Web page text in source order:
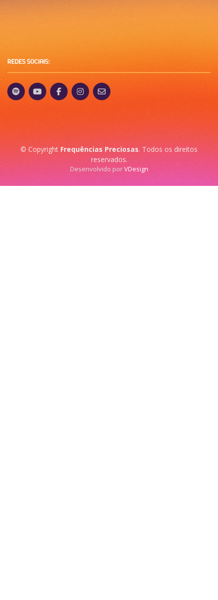
REDES SOCIAIS:
© Copyright Frequências Preciosas. Todos os direitos
reservados.
Desenvolvido porVDesign